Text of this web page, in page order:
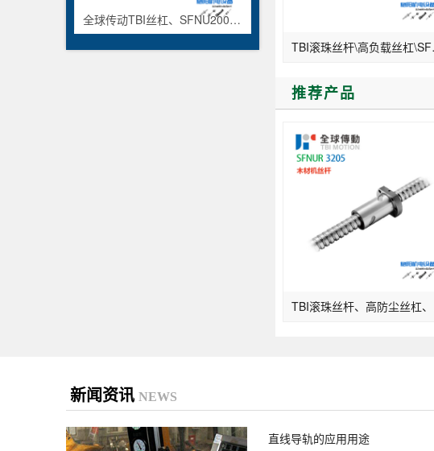
全球传动TBI丝杠、SFNU2005、防尘刮片螺母
TBI滚
推荐产品
新闻资讯 NEWS
直线导轨的应用用途